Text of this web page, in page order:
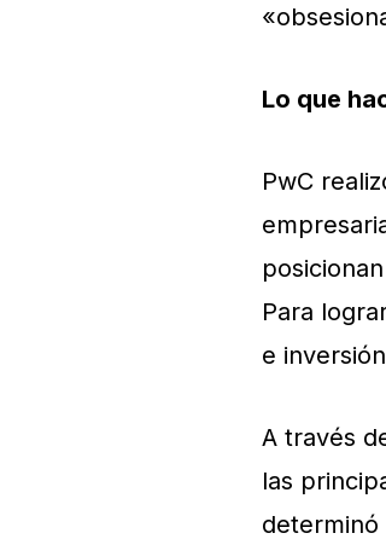
Lo que
PwC
Para
e
A través
las
determinó